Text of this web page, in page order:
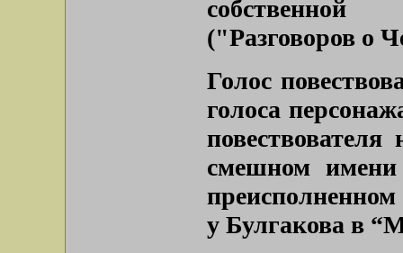
("Разговоров о
Голос
голоса
смешном имени
преисполненном
у Булгакова в